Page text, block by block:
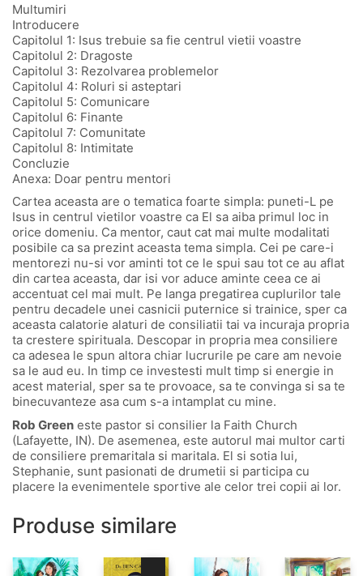
Multumiri
Introducere
Capitolul 1: Isus trebuie sa fie centrul vietii voastre
Capitolul 2: Dragoste
Capitolul 3: Rezolvarea problemelor
Capitolul 4: Roluri si asteptari
Capitolul 5: Comunicare
Capitolul 6: Finante
Capitolul 7: Comunitate
Capitolul 8: Intimitate
Concluzie
Anexa: Doar pentru mentori
Cartea aceasta are o tematica foarte simpla: puneti-L pe
Isus in centrul vietilor voastre ca El sa aiba primul loc in
orice domeniu. Ca mentor, caut cat mai multe modalitati
posibile ca sa prezint aceasta tema simpla. Cei pe care-i
mentorezi nu-si vor aminti tot ce le spui sau tot ce au aflat
din cartea aceasta, dar isi vor aduce aminte ceea ce ai
accentuat cel mai mult. Pe langa pregatirea cuplurilor tale
pentru decadele unei casnicii puternice si trainice, sper ca
aceasta calatorie alaturi de consiliatii tai va incuraja propria
ta crestere spirituala. Descopar in propria mea consiliere
ca adesea le spun altora chiar lucrurile pe care am nevoie
sa le aud eu. In timp ce investesti mult timp si energie in
acest material, sper sa te provoace, sa te convinga si sa te
binecuvanteze asa cum s-a intamplat cu mine.
Rob Green este pastor si consilier la Faith Church
(Lafayette, IN). De asemenea, este autorul mai multor carti
de consiliere premaritala si maritala. El si sotia lui,
Stephanie, sunt pasionati de drumetii si participa cu
placere la evenimentele sportive ale celor trei copii ai lor.
Produse similare